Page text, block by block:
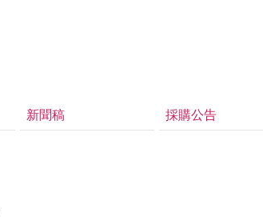
新聞稿 採購公告